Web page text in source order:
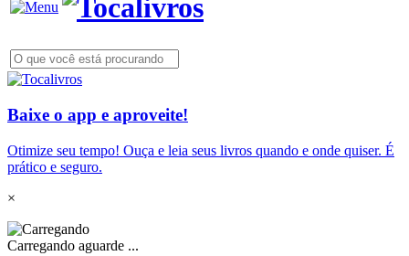
Baixe o app e aproveite!
Otimize seu tempo! Ouça e leia seus livros quando e onde quiser. É
prático e seguro.
×
Carregando aguarde ...